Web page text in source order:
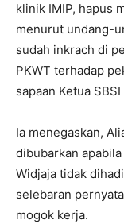
klinik IMIP, hapus
menurut undang-
sudah inkrach di
PKWT terhadap
sapaan Ketua
Ia menegaskan,
dibubarkan
Widjaja tidak
selebaran
mogok kerja.